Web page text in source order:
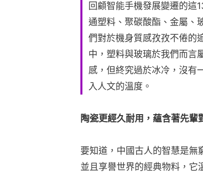
回顧智能手機發展變遷的這
通塑料、聚碳酸酯、金屬、
們對於機身質感孜孜不倦的
中，塑料與玻璃於我們而言
感，但終究過於冰冷，沒有
入人文的溫度。
陶瓷更經久耐用，蘊含著先輩
要知道，中國古人的智慧是無
並且享譽世界的經典物料，它